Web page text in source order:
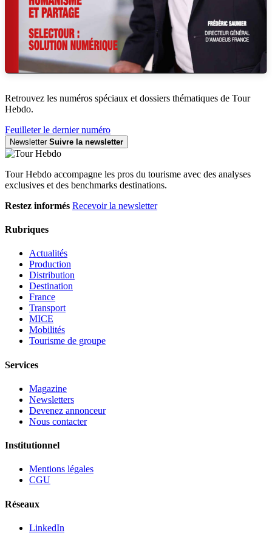
Retrouvez les numéros spéciaux et dossiers thématiques de Tour
Hebdo.
Feuilleter le dernier numéro
Newsletter Suivre la newsletter
Tour Hebdo accompagne les pros du tourisme avec des analyses
exclusives et des benchmarks destinations.
Restez informés Recevoir la newsletter
Rubriques
Actualités
Production
Distribution
Destination
France
Transport
MICE
Mobilités
Tourisme de groupe
Services
Magazine
Newsletters
Devenez annonceur
Nous contacter
Institutionnel
Mentions légales
CGU
Réseaux
LinkedIn